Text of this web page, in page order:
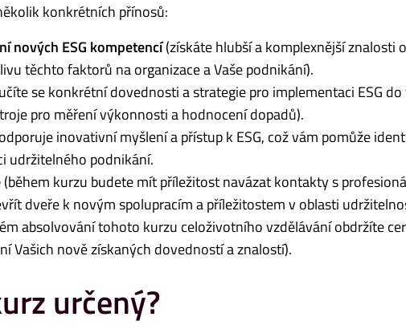
konkrétních přínosů:
nových ESG kompetencí(získáte hlubší a komplexnější znalosti
těchto faktorů na organizace a Vaše podnikání).
se konkrétní dovednosti a strategie pro implementaci ESG
pro měření výkonnosti a hodnocení dopadů).
inovativní myšlení a přístup k ESG, což vám pomůže
udržitelného podnikání.
(během kurzu budete mít příležitost navázat kontakty s
dveře k novým spolupracím a příležitostem v oblasti
absolvování tohoto kurzu celoživotního vzdělávání obdržíte
Vašich nově získaných dovedností a znalostí).
určený?